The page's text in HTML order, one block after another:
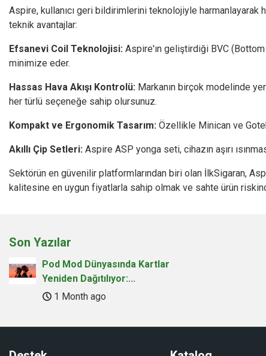
Aspire, kullanıcı geri bildirimlerini teknolojiyle
teknik avantajlar:
Efsanevi Coil Teknolojisi: Aspire'ın geliştirdiği BVC
minimize eder.
Hassas Hava Akışı Kontrolü: Markanın birçok modelinde
her türlü seçeneğe sahip olursunuz.
Kompakt ve Ergonomik Tasarım: Özellikle Minican ve
Akıllı Çip Setleri: Aspire ASP yonga seti, cihazın aşırı
Sektörün en güvenilir platformlarından biri olan İlkSigaran,
kalitesine en uygun fiyatlarla sahip olmak ve sahte ürün
Son Yazılar
Pod Mod Dünyasında Kartlar
Yeniden Dağıtılıyor:...
1 Month ago